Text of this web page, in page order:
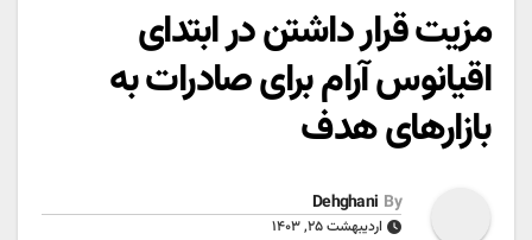
مزیت قرار داشتن در ابتدای
اقیانوس آرام برای صادرات به
بازارهای هدف
By
Dehghani
اردیبهشت ۲۵, ۱۴۰۳